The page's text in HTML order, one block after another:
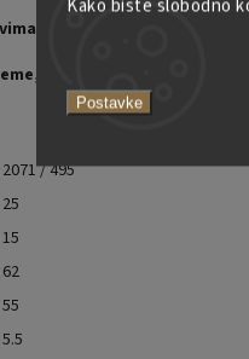
Kako biste slobodno
Postavke
zob
2071 / 495
25
15
62
55
5.5